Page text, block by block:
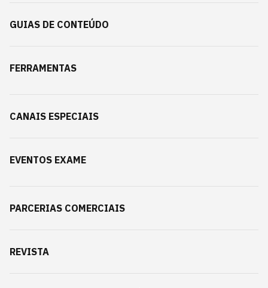
GUIAS DE CONTEÚDO
FERRAMENTAS
CANAIS ESPECIAIS
EVENTOS EXAME
PARCERIAS COMERCIAIS
REVISTA